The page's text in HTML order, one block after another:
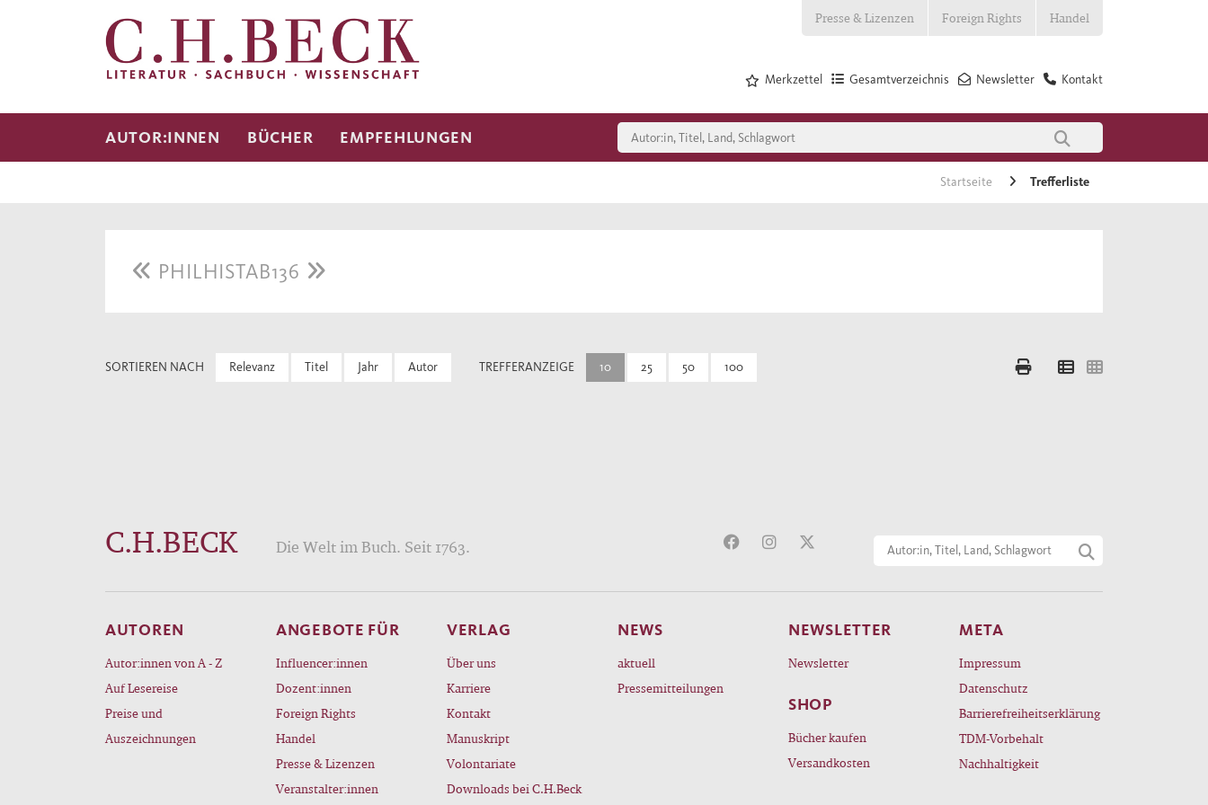
Presse & Lizenzen Foreign Rights Handel
Kontakt
Newsletter
Gesamtverzeichnis
Merkzettel
AUTOR:INNEN BÜCHER EMPFEHLUNGEN
Startseite Trefferliste
PHILHISTAB136
SORTIEREN NACH Relevanz Titel Jahr Autor TREFFERANZEIGE 10 25 50 100
C.H.BECK Die Welt im Buch. Seit 1763.
AUTOREN
Autor:innen von A - Z
Auf Lesereise
Preise und
Auszeichnungen
ANGEBOTE FÜR
Influencer:innen
Dozent:innen
Foreign Rights
Handel
Presse & Lizenzen
Veranstalter:innen
VERLAG
Über uns
Karriere
Kontakt
Manuskript
Volontariate
Downloads bei C.H.Beck
NEWS
aktuell
Pressemitteilungen
NEWSLETTER
Newsletter
SHOP
Bücher kaufen
Versandkosten
META
Impressum
Datenschutz
Barrierefreiheitserklärung
TDM-Vorbehalt
Nachhaltigkeit